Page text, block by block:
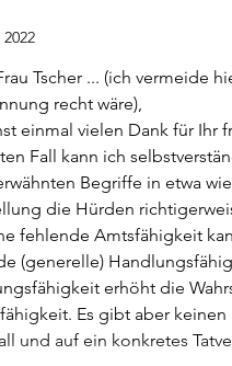
Tscher ... (ich vermeide
recht wäre),
einmal vielen Dank für Ihr
Fall kann ich
Begriffe in etwa
die Hürden
fehlende Amtsfähigkeit
(generelle)
erhöht die
Es gibt aber
und auf ein konkretes